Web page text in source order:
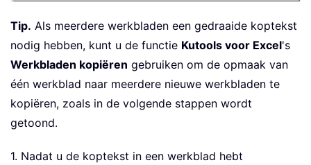
Tip. Als meerdere werkbladen een gedraaide koptekst
nodig hebben, kunt u de functie Kutools voor Excel's
Werkbladen kopiëren gebruiken om de opmaak van
één werkblad naar meerdere nieuwe werkbladen te
kopiëren, zoals in de volgende stappen wordt
getoond.
1. Nadat u de koptekst in een werkblad hebt